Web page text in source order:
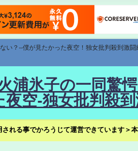
？--僕が見たかった夜空！独女批判殺到激
浦氷子の一同驚
空-独女批判殺
れる事でかろうじて運営できています＞